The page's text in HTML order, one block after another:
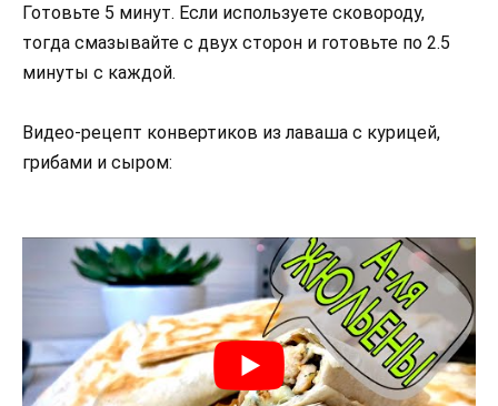
Готовьте 5 минут. Если используете сковороду,
тогда смазывайте с двух сторон и готовьте по 2.5
минуты с каждой.
Видео-рецепт конвертиков из лаваша с курицей,
грибами и сыром: